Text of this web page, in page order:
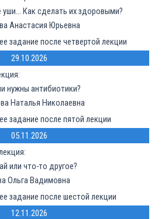
Как сделать их здоровыми?
Анастасия Юрьевна
задание после четвертой лекции
29.10.2026
нужны антибиотики?
Наталья Николаевна
задание после пятой лекции
05.11.2026
или что-то другое?
Ольга Вадимовна
задание после шестой лекции
12.11.2026